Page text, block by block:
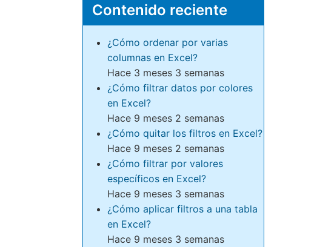
Contenido reciente
¿Cómo ordenar por varias
columnas en Excel?
Hace 3 meses 3 semanas
¿Cómo filtrar datos por colores
en Excel?
Hace 9 meses 2 semanas
¿Cómo quitar los filtros en Excel?
Hace 9 meses 2 semanas
¿Cómo filtrar por valores
específicos en Excel?
Hace 9 meses 3 semanas
¿Cómo aplicar filtros a una tabla
en Excel?
Hace 9 meses 3 semanas